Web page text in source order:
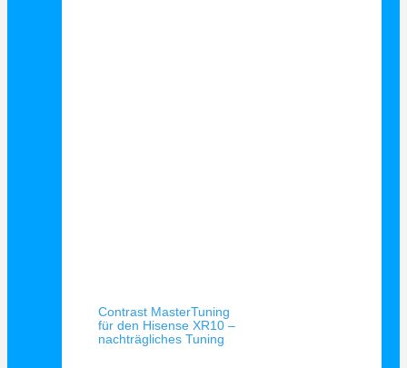
Contrast MasterTuning
für den Hisense XR10 –
nachträgliches Tuning